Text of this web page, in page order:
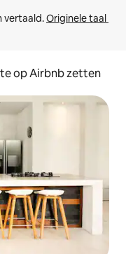
vertaald. Originele taal
op Airbnb zetten